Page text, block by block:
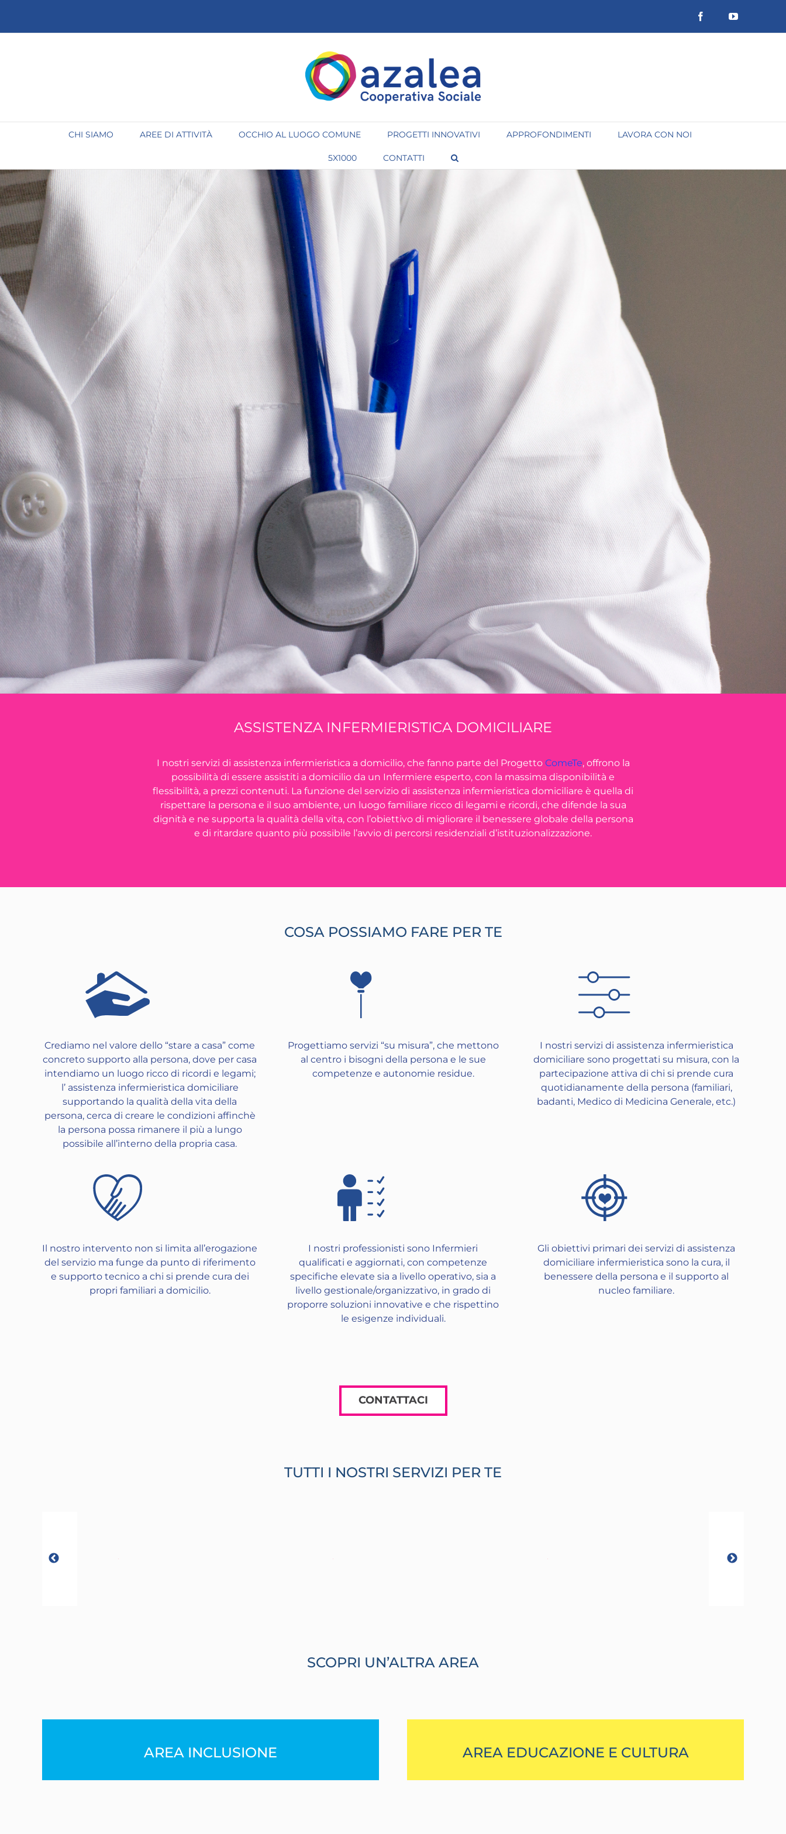
contenuto
FacebookYouTube
CHI SIAMO AREE DI ATTIVITÀ OCCHIO AL LUOGO COMUNE PROGETTI INNOVATIVI APPROFONDIMENTI LAVORA CON NOI
5X1000 CONTATTI
ASSISTENZA INFERMIERISTICA DOMICILIARE
I nostri servizi di assistenza infermieristica a domicilio, che fanno parte del Progetto ComeTe, offrono la
possibilità di essere assistiti a domicilio da un Infermiere esperto, con la massima disponibilità e
flessibilità, a prezzi contenuti. La funzione del servizio di assistenza infermieristica domiciliare è quella di
rispettare la persona e il suo ambiente, un luogo familiare ricco di legami e ricordi, che difende la sua
dignità e ne supporta la qualità della vita, con l’obiettivo di migliorare il benessere globale della persona
e di ritardare quanto più possibile l’avvio di percorsi residenziali d’istituzionalizzazione.
COSA POSSIAMO FARE PER TE
Crediamo nel valore dello “stare a casa” come
concreto supporto alla persona, dove per casa
intendiamo un luogo ricco di ricordi e legami;
l’ assistenza infermieristica domiciliare
supportando la qualità della vita della
persona, cerca di creare le condizioni affinchè
la persona possa rimanere il più a lungo
possibile all’interno della propria casa.
Progettiamo servizi “su misura”, che mettono
al centro i bisogni della persona e le sue
competenze e autonomie residue.
I nostri servizi di assistenza infermieristica
domiciliare sono progettati su misura, con la
partecipazione attiva di chi si prende cura
quotidianamente della persona (familiari,
badanti, Medico di Medicina Generale, etc.)
Il nostro intervento non si limita all’erogazione
del servizio ma funge da punto di riferimento
e supporto tecnico a chi si prende cura dei
propri familiari a domicilio.
I nostri professionisti sono Infermieri
qualificati e aggiornati, con competenze
specifiche elevate sia a livello operativo, sia a
livello gestionale/organizzativo, in grado di
proporre soluzioni innovative e che rispettino
le esigenze individuali.
Gli obiettivi primari dei servizi di assistenza
domiciliare infermieristica sono la cura, il
benessere della persona e il supporto al
nucleo familiare.
CONTATTACI
TUTTI I NOSTRI SERVIZI PER TE
SCOPRI UN’ALTRA AREA
AREA INCLUSIONE AREA EDUCAZIONE E CULTURA